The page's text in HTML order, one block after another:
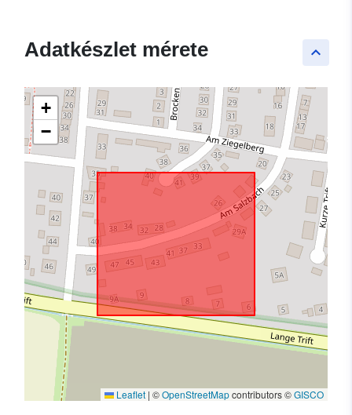
keyboard_arrow_up
Adatkészlet mérete
+
−
Leaflet | ©OpenStreetMapcontributors ©GISCO